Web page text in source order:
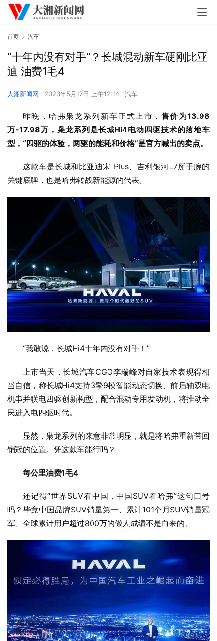
首页 汽车
“十年内没有对手”？长城混动新车硬刚比亚
迪 油费1毛4
大湘新闻网 2023年5月17日 上午12:14 汽车
昨晚，哈弗枭龙系列新车正式上市，售价为13.98
万-17.98万，枭龙系列是长城Hi4电动四驱技术的落地车
型，“四驱的体验，两驱的能耗和价格”是官方喊出的卖点。
这款车是长城和比亚迪宋 Plus、吉利银河L7掰手腕的
关键底牌，也是哈弗转战新能源的代表。
“我敢说，长城Hi4十年内没有对手！”
上市当天，长城汽车CGO李瑞峰对自家技术表现得相
当自信，称长城Hi4支持3擎9模智能动态切换、前后轴双电
机串并联电四驱创新构型，配合混动专用发动机，将推动全
民进入电四驱时代。
显然，枭龙系列的来意非常明显，就是将哈弗重新带回
销冠的位置。凭这款车能行吗？
每公里油费1毛4
还记得“世界SUV看中国，中国SUV看哈弗”这句口号
吗？毕竟中国品牌SUV销量第一、累计101个月SUV销量冠
军、全球累计用户超过800万的傲人成绩不是白来的。